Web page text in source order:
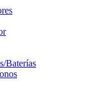
Baterías